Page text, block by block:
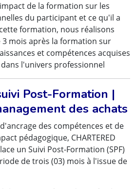
de la formation sur les
du participant et ce qu'il a
formation, nous réalisons
mois après la formation sur
et compétences acquises
l'univers professionnel
Post-Formation |
des achats
des compétences et de
pédagogique, CHARTERED
un Suivi Post-Formation (SPF)
de trois (03) mois à l'issue de